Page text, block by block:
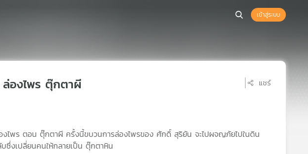
เข้าสู่ระบบ
องไพร ตุ๊กตาผี แชร์
งไพร ตอน ตุ๊กตาผี ครั้งนี้ขบวนการล่องไพรของ ศักดิ์ สุริยัน จะไปผจญภัยไปในดิน
ซึ่งเปลี่ยนคนให้กลายเป็น ตุ๊กตาหิน